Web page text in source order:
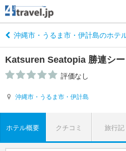
沖縄市・うるま市・伊計島のホテ
Katsuren Seatopia 勝連シ
評価なし
沖縄市・うるま市・伊計島
ホテル概要 クチコミ 旅行記